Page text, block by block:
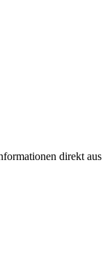
direkt